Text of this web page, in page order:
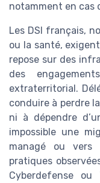
notamment en cas
Les DSI français,
ou la santé,
repose sur des
des
extraterritorial.
conduire à perdre
ni à dépendre
impossible une
managé ou vers
pratiques
Cyberdefense